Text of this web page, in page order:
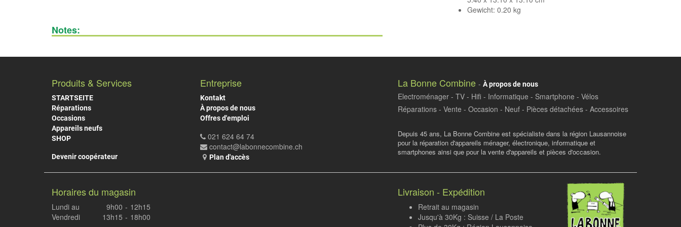
Gewicht: 0.20 kg
Notes:
Produits & Services
STARTSEITE
Réparations
Occasions
Appareils neufs
SHOP
Devenir coopérateur
Entreprise
Kontakt
À propos de nous
Offres d'emploi
021 624 64 74
contact@labonnecombine.ch
Plan d'accès
La Bonne Combine - À propos de nous
Electroménager - TV - Hifi - Informatique - Smartphone - Vélos
Réparations - Vente - Occasion - Neuf - Pièces détachées - Accessoires
Depuis 45 ans, La Bonne Combine est spécialiste dans la région Lausannoise
pour la réparation d'appareils ménager, électronique, informatique et
smartphones ainsi que pour la vente d'appareils et pièces d'occasion.
Horaires du magasin
Lundi au
Vendredi
9h00
13h15
-
-
12h15
18h00
Livraison - Expédition
Retrait au magasin
Jusqu'à 30Kg : Suisse / La Poste